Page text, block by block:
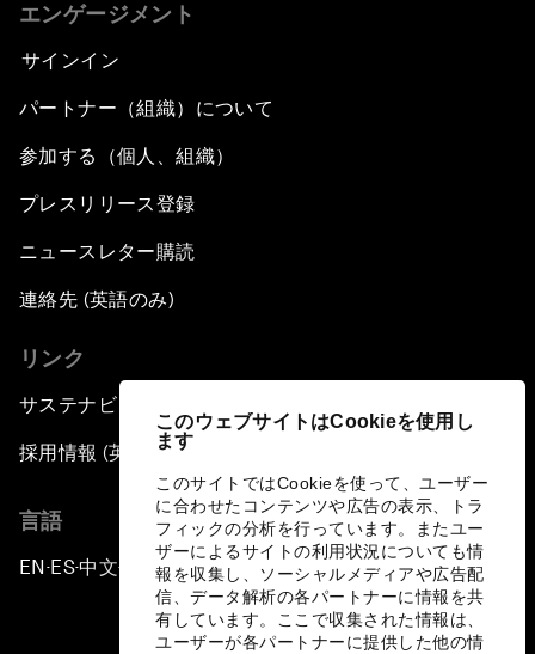
このウェブサイトはCookieを使用し
ます
このサイトではCookieを使って、ユーザー
に合わせたコンテンツや広告の表示、トラ
フィックの分析を行っています。またユー
ザーによるサイトの利用状況についても情
報を収集し、ソーシャルメディアや広告配
信、データ解析の各パートナーに情報を共
有しています。ここで収集された情報は、
ユーザーが各パートナーに提供した他の情
エンゲージメント
サインイン
パートナー（組織）について
参加する（個人、組織）
プレスリリース登録
ニュースレター購読
連絡先 (英語のみ)
リンク
サステナビリティへの取り組み
採用情報 (英語のみ)
言語
EN ▪ES▪中文▪ 日本語